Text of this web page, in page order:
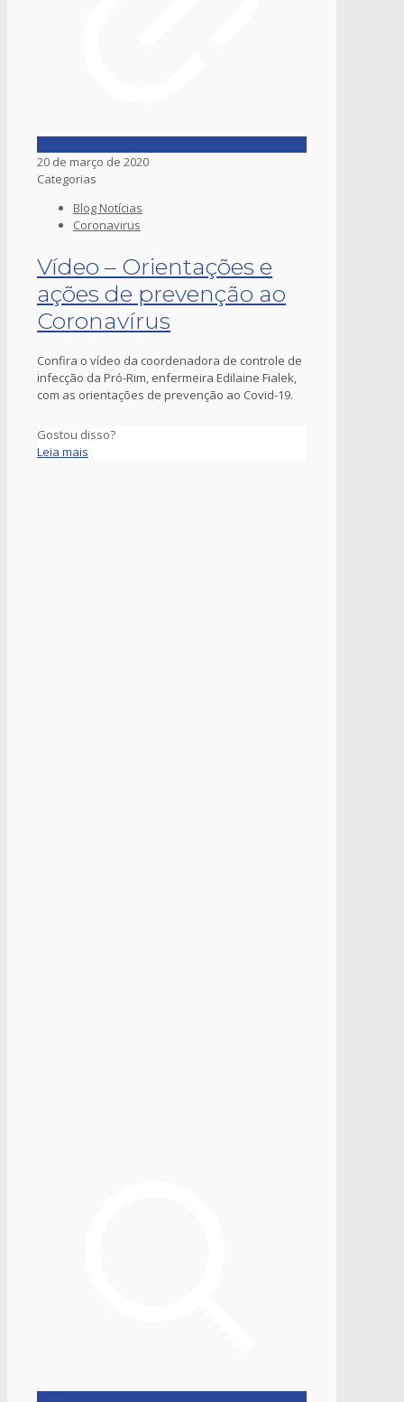
20 de março de 2020
Categorias
Blog Notícias
Coronavirus
Vídeo – Orientações e
ações de prevenção ao
Coronavírus
Confira o vídeo da coordenadora de controle de
infecção da Pró-Rim, enfermeira Edilaine Fialek,
com as orientações de prevenção ao Covid-19.
Gostou disso?
Leia mais